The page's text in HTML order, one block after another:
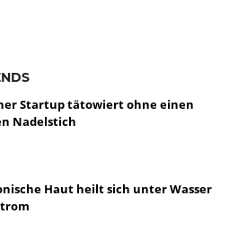
Startup tätowiert ohne einen
Nadelstich
Haut heilt sich unter Wasser